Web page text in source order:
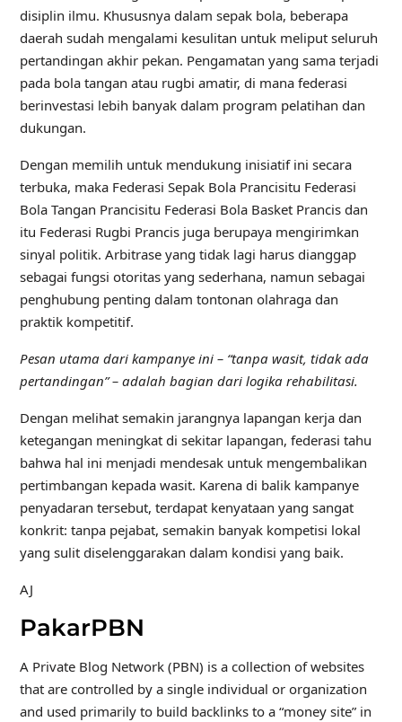
disiplin ilmu. Khususnya dalam sepak bola, beberapa
daerah sudah mengalami kesulitan untuk meliput seluruh
pertandingan akhir pekan. Pengamatan yang sama terjadi
pada bola tangan atau rugbi amatir, di mana federasi
berinvestasi lebih banyak dalam program pelatihan dan
dukungan.
Dengan memilih untuk mendukung inisiatif ini secara
terbuka, maka Federasi Sepak Bola Prancisitu Federasi
Bola Tangan Prancisitu Federasi Bola Basket Prancisdan
itu Federasi Rugbi Prancisjuga berupaya mengirimkan
sinyal politik. Arbitrase yang tidak lagi harus dianggap
sebagai fungsi otoritas yang sederhana, namun sebagai
penghubung penting dalam tontonan olahraga dan
praktik kompetitif.
Pesan utama dari kampanye ini – “tanpa wasit, tidak ada
pertandingan” – adalah bagian dari logika rehabilitasi.
Dengan melihat semakin jarangnya lapangan kerja dan
ketegangan meningkat di sekitar lapangan, federasi tahu
bahwa hal ini menjadi mendesak untuk mengembalikan
pertimbangan kepada wasit. Karena di balik kampanye
penyadaran tersebut, terdapat kenyataan yang sangat
konkrit: tanpa pejabat, semakin banyak kompetisi lokal
yang sulit diselenggarakan dalam kondisi yang baik.
AJ
PakarPBN
A Private Blog Network (PBN) is a collection of websites
that are controlled by a single individual or organization
and used primarily to build backlinks to a “money site” in